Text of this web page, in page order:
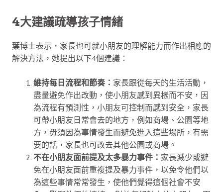
4大建議疏導孩子情緒
葉博士表示，家長也可就小朋友的理解能力而作出相應的
解決方法，她提出以下4個建議：
維持每日流程和節奏： 家長跟從每天的生活活動，
盡量避免作出改動，使小朋友感到異樣而不安，因
為流程有預測性，小朋友可控制而感到安全，家長
可帶小朋友日常會去的地方，例如商場、公園等地
方，毋須因為事情發生而避免進入這些場所，有需
要的話，家長也可改去其他公園或商場。
不在小朋友面前提及太多暴力事件： 家長減少或避
免在小朋友面前重複提及暴力事件，以免令他們以
為這些事情常常發生，使他們覺得這個社會不安